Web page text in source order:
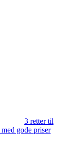
3 retter til
gode priser